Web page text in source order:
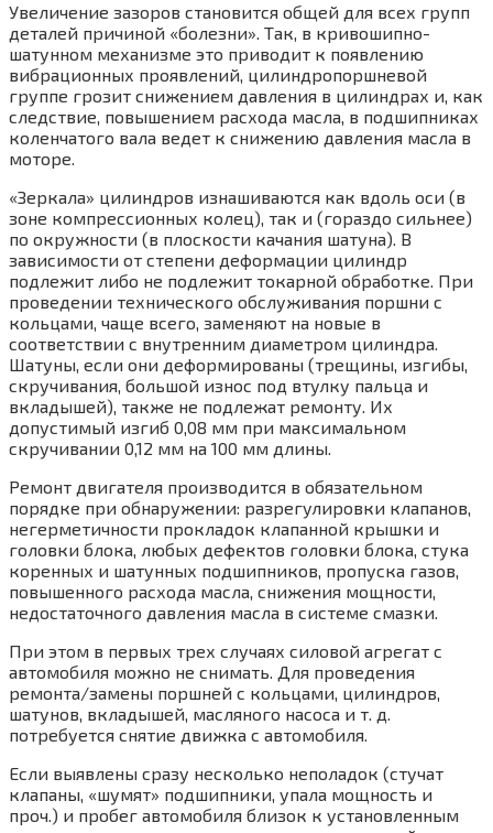
Увеличение зазоров становится общей для всех групп
деталей причиной «болезни». Так, в кривошипно-
шатунном механизме это приводит к появлению
вибрационных проявлений, цилиндропоршневой
группе грозит снижением давления в цилиндрах и, как
следствие, повышением расхода масла, в подшипниках
коленчатого вала ведет к снижению давления масла в
моторе.
«Зеркала» цилиндров изнашиваются как вдоль оси (в
зоне компрессионных колец), так и (гораздо сильнее)
по окружности (в плоскости качания шатуна). В
зависимости от степени деформации цилиндр
подлежит либо не подлежит токарной обработке. При
проведении технического обслуживания поршни с
кольцами, чаще всего, заменяют на новые в
соответствии с внутренним диаметром цилиндра.
Шатуны, если они деформированы (трещины, изгибы,
скручивания, большой износ под втулку пальца и
вкладышей), также не подлежат ремонту. Их
допустимый изгиб 0,08 мм при максимальном
скручивании 0,12 мм на 100 мм длины.
Ремонт двигателя производится в обязательном
порядке при обнаружении: разрегулировки клапанов,
негерметичности прокладок клапанной крышки и
головки блока, любых дефектов головки блока, стука
коренных и шатунных подшипников, пропуска газов,
повышенного расхода масла, снижения мощности,
недостаточного давления масла в системе смазки.
При этом в первых трех случаях силовой агрегат с
автомобиля можно не снимать. Для проведения
ремонта/замены поршней с кольцами, цилиндров,
шатунов, вкладышей, масляного насоса и т. д.
потребуется снятие движка с автомобиля.
Если выявлены сразу несколько неполадок (стучат
клапаны, «шумят» подшипники, упала мощность и
проч.) и пробег автомобиля близок к установленным